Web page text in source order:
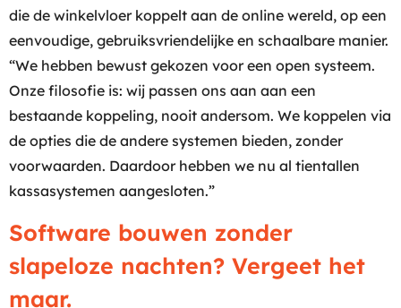
die de winkelvloer koppelt aan de online wereld, op een
eenvoudige, gebruiksvriendelijke en schaalbare manier.
“We hebben bewust gekozen voor een open systeem.
Onze filosofie is: wij passen ons aan aan een
bestaande koppeling, nooit andersom. We koppelen via
de opties die de andere systemen bieden, zonder
voorwaarden. Daardoor hebben we nu al tientallen
kassasystemen aangesloten.”
Software bouwen zonder
slapeloze nachten? Vergeet het
maar.